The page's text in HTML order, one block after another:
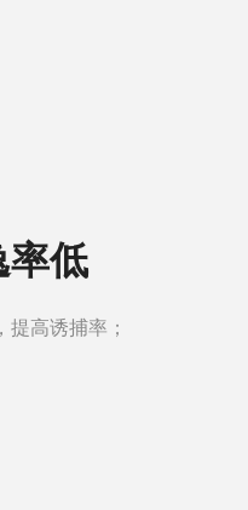
低
高诱捕率；